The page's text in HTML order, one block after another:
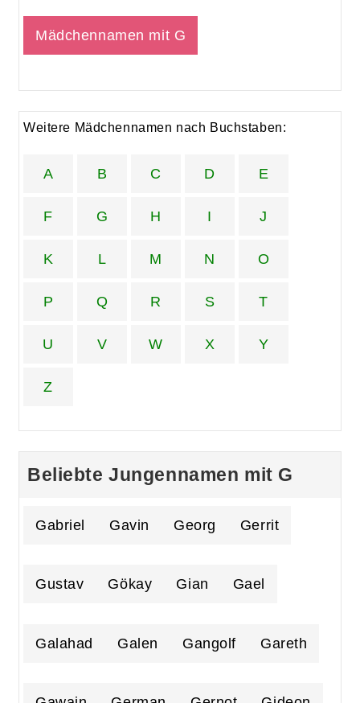
Mädchennamen mit G
Weitere Mädchennamen nach Buchstaben:
A B C D E
F G H I J
K L M N O
P Q R S T
U V W X Y
Z
Beliebte Jungennamen mit G
Gabriel Gavin Georg Gerrit
Gustav Gökay Gian Gael
Galahad Galen Gangolf Gareth